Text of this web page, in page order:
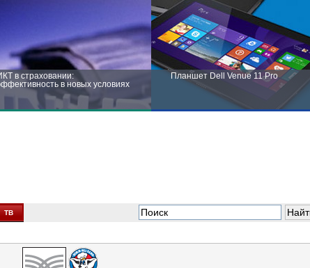
в страховании:
в новых условиях
Планшет Dell Venue 11 Pro
условиях
ТВ